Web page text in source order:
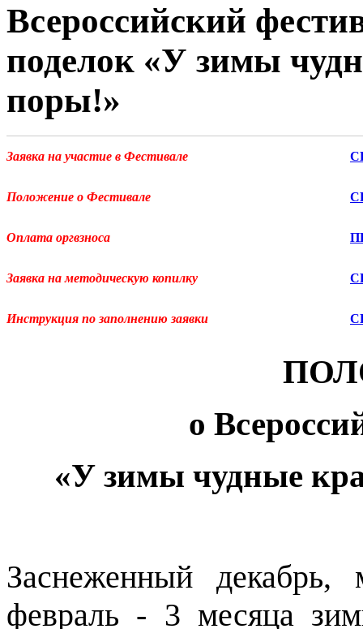
Всероссийский
поделок «У зимы
поры!»
Заявка на участие в Фестивале
Положение о Фестивале
Оплата оргвзноса
Заявка на методическую копилку
Инструкция по заполнению заявки
о
«У зимы чудные
Заснеженный
февраль - 3 месяца